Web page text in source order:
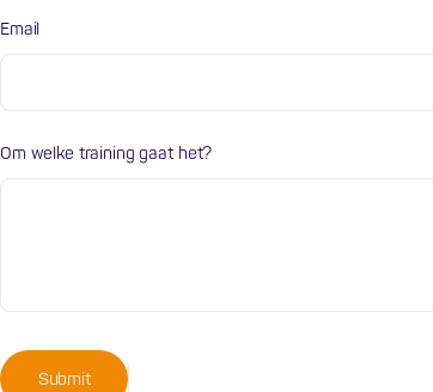
Email
Om welke training gaat het?